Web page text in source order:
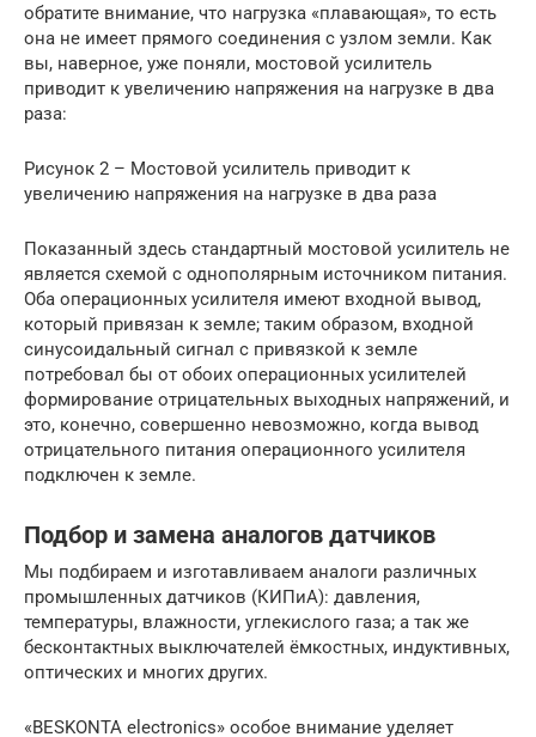
обратите внимание, что нагрузка «плавающая», то есть
она не имеет прямого соединения с узлом земли. Как
вы, наверное, уже поняли, мостовой усилитель
приводит к увеличению напряжения на нагрузке в два
раза:
Рисунок 2 – Мостовой усилитель приводит к
увеличению напряжения на нагрузке в два раза
Показанный здесь стандартный мостовой усилитель не
является схемой с однополярным источником питания.
Оба операционных усилителя имеют входной вывод,
который привязан к земле; таким образом, входной
синусоидальный сигнал с привязкой к земле
потребовал бы от обоих операционных усилителей
формирование отрицательных выходных напряжений, и
это, конечно, совершенно невозможно, когда вывод
отрицательного питания операционного усилителя
подключен к земле.
Подбор и замена аналогов датчиков
Мы подбираем и изготавливаем аналоги различных
промышленных датчиков (КИПиА): давления,
температуры, влажности, углекислого газа; а так же
бесконтактных выключателей ёмкостных, индуктивных,
оптических и многих других.
«BESKONTA electronics» особое внимание уделяет